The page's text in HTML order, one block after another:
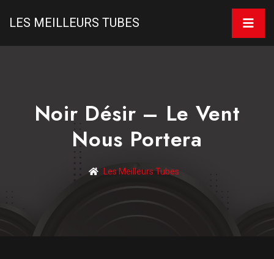
LES MEILLEURS TUBES
Noir Désir – Le Vent
Nous Portera
Les Meilleurs Tubes